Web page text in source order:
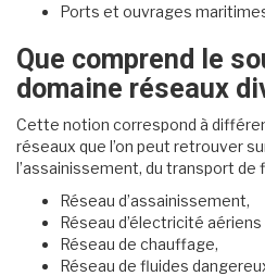
Ports et ouvrages
Que comprend le
domaine réseaux
Cette notion correspond à
réseaux que l’on peut retrouver
l’assainissement, du transport de
Réseau d’assainissement,
Réseau d’électricité
Réseau de chauffage,
Réseau de fluides